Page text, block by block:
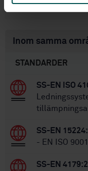
Ersätts av: SS-
Inom samma
STANDARDER
SS-EN ISO
SS-EN
- EN ISO
SS-EN